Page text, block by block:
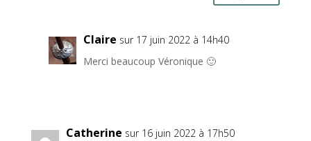
Claire sur 17 juin 2022 à 14h40
Merci beaucoup Véronique 🙂
Catherine sur 16 juin 2022 à 17h50